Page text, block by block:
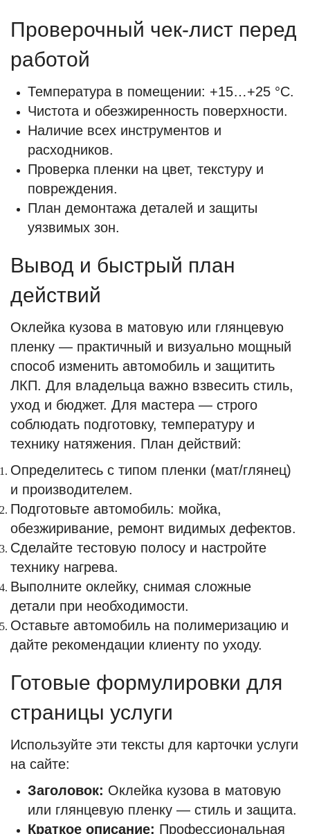
Проверочный чек‑лист перед
работой
Температура в помещении: +15…+25 °C.
Чистота и обезжиренность поверхности.
Наличие всех инструментов и
расходников.
Проверка пленки на цвет, текстуру и
повреждения.
План демонтажа деталей и защиты
уязвимых зон.
Вывод и быстрый план
действий
Оклейка кузова в матовую или глянцевую
пленку — практичный и визуально мощный
способ изменить автомобиль и защитить
ЛКП. Для владельца важно взвесить стиль,
уход и бюджет. Для мастера — строго
соблюдать подготовку, температуру и
технику натяжения. План действий:
Определитесь с типом пленки (мат/глянец)
и производителем.
Подготовьте автомобиль: мойка,
обезжиривание, ремонт видимых дефектов.
Сделайте тестовую полосу и настройте
технику нагрева.
Выполните оклейку, снимая сложные
детали при необходимости.
Оставьте автомобиль на полимеризацию и
дайте рекомендации клиенту по уходу.
Готовые формулировки для
страницы услуги
Используйте эти тексты для карточки услуги
на сайте:
Заголовок: Оклейка кузова в матовую
или глянцевую пленку — стиль и защита.
Краткое описание: Профессиональная